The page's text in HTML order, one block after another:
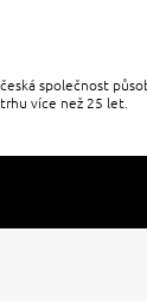
společnost
více než 25 let.